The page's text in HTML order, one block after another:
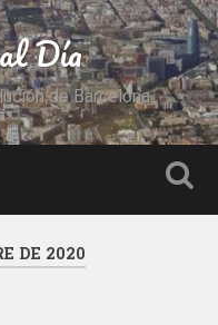
Día
de Barcelona
DE 2020